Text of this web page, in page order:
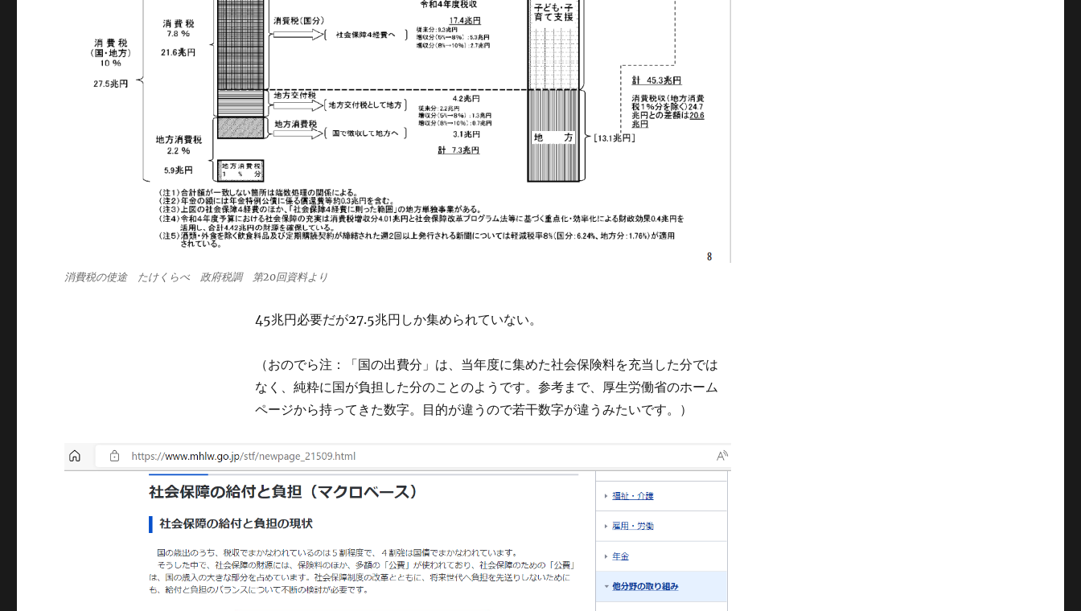
消費税の使途 たけくらべ 政府税調 第20回資料より
45兆円必要だが27.5兆円しか集められていない。
（おのでら注：「国の出費分」は、当年度に集めた社会保険料を充当した分では
なく、純粋に国が負担した分のことのようです。参考まで、厚生労働省のホーム
ページから持ってきた数字。目的が違うので若干数字が違うみたいです。）